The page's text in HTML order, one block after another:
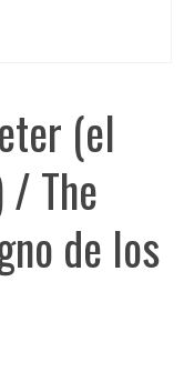
(el
The
de los